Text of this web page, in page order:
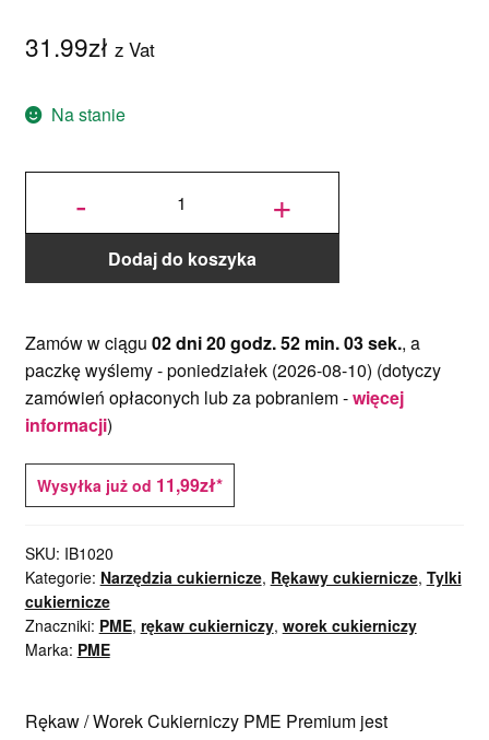
31.99zł z Vat
Na stanie
-
ilość Rękaw /
Wielokrotnego
Użytku
Premium PME
400mm +
Dodaj do koszyka
Zamów w ciągu 02 dni 20 godz. 52 min. 03 sek., a
paczkę wyślemy -poniedziałek (2026-08-10) (dotyczy
zamówień opłaconych lub za pobraniem -więcej
informacji)
Wysyłka już od 11,99zł*
SKU: IB1020
Kategorie: Narzędzia cukiernicze, Rękawy cukiernicze, Tylki
cukiernicze
Znaczniki: PME, rękaw cukierniczy, worek cukierniczy
Marka: PME
Rękaw / Worek Cukierniczy PME Premium jest